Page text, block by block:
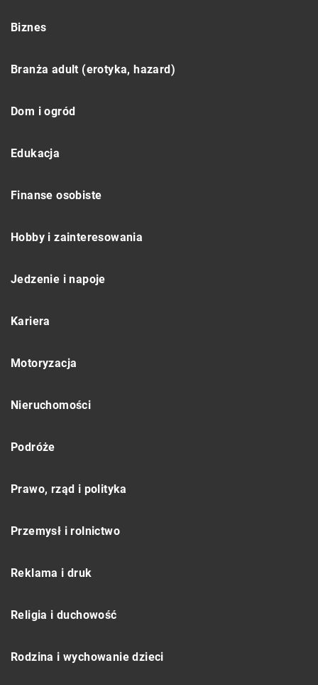
Biznes
Branża adult (erotyka, hazard)
Dom i ogród
Edukacja
Finanse osobiste
Hobby i zainteresowania
Jedzenie i napoje
Kariera
Motoryzacja
Nieruchomości
Podróże
Prawo, rząd i polityka
Przemysł i rolnictwo
Reklama i druk
Religia i duchowość
Rodzina i wychowanie dzieci